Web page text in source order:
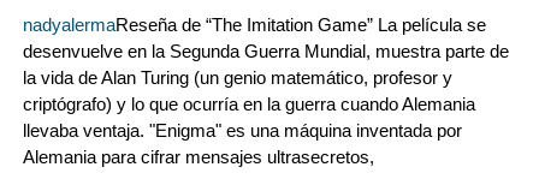
nadyalermaReseña de “The Imitation Game” La película se
desenvuelve en la Segunda Guerra Mundial, muestra parte de
la vida de Alan Turing (un genio matemático, profesor y
criptógrafo) y lo que ocurría en la guerra cuando Alemania
llevaba ventaja. "Enigma" es una máquina inventada por
Alemania para cifrar mensajes ultrasecretos,